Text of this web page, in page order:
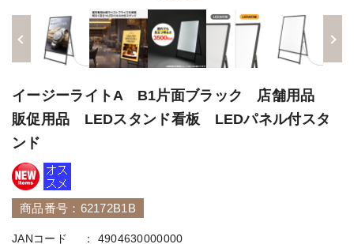
イージーライトA B1片面ブラック 店舗用品
販促用品 LEDスタンド看板 LEDパネル付スタ
ンド
商品番号：62172B1B
JANコード
4904630000000